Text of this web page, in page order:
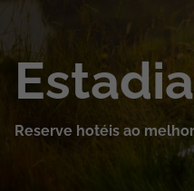
Cruzeiros
Promoções
Reserve hotéis ao